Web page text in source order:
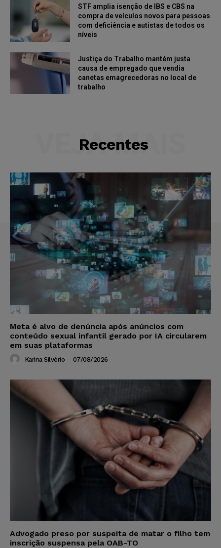
STF amplia isenção de IBS e CBS na
compra de veículos novos para pessoas
com deficiência e autistas de todos os
níveis
Justiça do Trabalho mantém justa
causa de empregado que vendia
canetas emagrecedoras no local de
trabalho
Recentes
VEJA MAIS
Meta é alvo de denúncia após anúncios com
conteúdo sexual infantil gerado por IA circularem
em suas plataformas
Karina Silvério - 07/08/2026
Advogado preso por suspeita de matar o filho tem
inscrição suspensa pela OAB-TO